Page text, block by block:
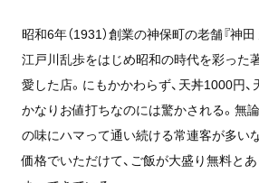
昭和6年（1931）創業の神保町の老舗『神田
江戸川乱歩をはじめ昭和の時代を彩った
愛した店。にもかかわらず、天丼1000円、
かなりお値打ちなのには驚かされる。無
の味にハマって通い続ける常連客が多い
価格でいただけて、ご飯が大盛り無料と